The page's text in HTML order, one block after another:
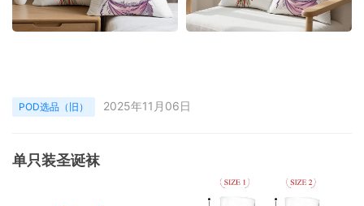
POD选品（旧） 2025年11月06日
单只装圣诞袜